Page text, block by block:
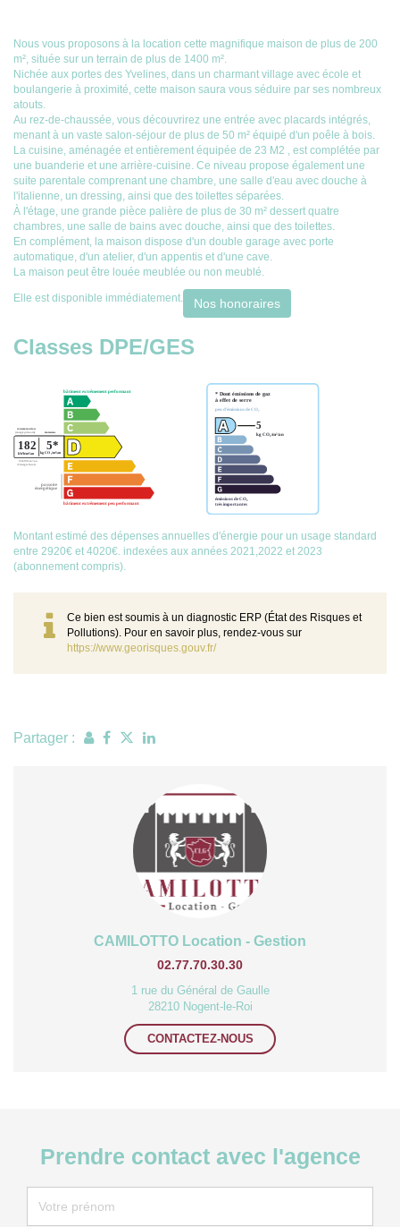
Nous vous proposons à la location cette magnifique maison de plus de 200
m², située sur un terrain de plus de 1400 m².
Nichée aux portes des Yvelines, dans un charmant village avec école et
boulangerie à proximité, cette maison saura vous séduire par ses nombreux
atouts.
Au rez-de-chaussée, vous découvrirez une entrée avec placards intégrés,
menant à un vaste salon-séjour de plus de 50 m² équipé d'un poêle à bois.
La cuisine, aménagée et entièrement équipée de 23 M2 , est complétée par
une buanderie et une arrière-cuisine. Ce niveau propose également une
suite parentale comprenant une chambre, une salle d'eau avec douche à
l'italienne, un dressing, ainsi que des toilettes séparées.
À l'étage, une grande pièce palière de plus de 30 m² dessert quatre
chambres, une salle de bains avec douche, ainsi que des toilettes.
En complément, la maison dispose d'un double garage avec porte
automatique, d'un atelier, d'un appentis et d'une cave.
La maison peut être louée meublée ou non meublé.
Elle est disponible immédiatement. Nos honoraires
Classes DPE/GES
Montant estimé des dépenses annuelles d'énergie pour un usage standard
entre 2920€ et 4020€. indexées aux années 2021,2022 et 2023
(abonnement compris).
Ce bien est soumis à un diagnostic ERP (État des Risques et
Pollutions). Pour en savoir plus, rendez-vous sur
https://www.georisques.gouv.fr/
Partager :
CAMILOTTO Location - Gestion
02.77.70.30.30
1 rue du Général de Gaulle
28210 Nogent-le-Roi
CONTACTEZ-NOUS
Prendre contact avec l'agence